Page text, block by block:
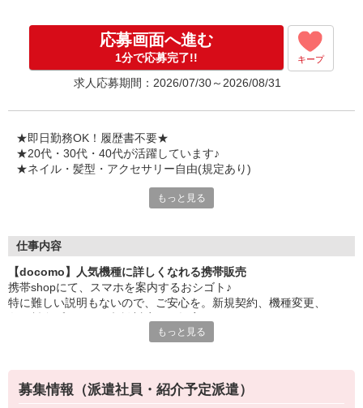
入社祝い金10万円支給(規定有)
お友達を紹介頂くと,
インセンティブ支給(規定有)
゜・。○。・゜+゜・。○。・゜+゜
応募画面へ進む
1分で応募完了!! キープ
求人応募期間：2026/07/30～2026/08/31
★即日勤務OK！履歴書不要★
★20代・30代・40代が活躍しています♪
★ネイル・髪型・アクセサリー自由(規定あり)
シエロのスタッフは9割が未経験スタート。
ずっと先まで役に立ちます！
丁寧な研修もあるので、
みなさんから働きやすいと好評です♪
最新アプリ事情やお得なプラン、
スマホの裏ワザを学べるチャンス♪
￣￣￣￣￣￣￣￣￣￣￣
▼オフィスワーク
事務、経理、データ入力、コールセンター、受付
もっと見る
仕事内容
【docomo】人気機種に詳しくなれる携帯販売
携帯shopにて、スマホを案内するおシゴト♪
特に難しい説明もないので、ご安心を。新規契約、機種変更、
満足度◎
もっと見る
募集情報（派遣社員・紹介予定派遣）